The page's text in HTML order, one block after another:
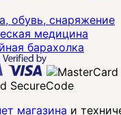
обувь, снаряжение
медицина
барахолка
магазина и